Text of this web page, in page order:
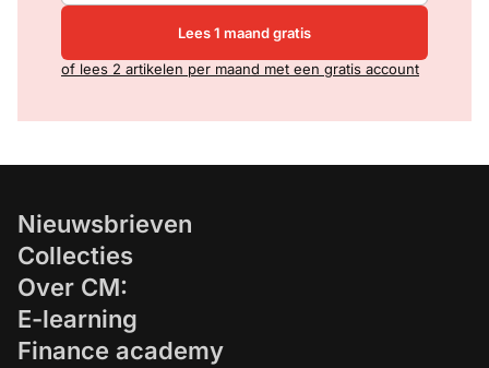
Lees 1 maand gratis
of lees 2 artikelen per maand met een gratis account
Nieuwsbrieven
Collecties
Over CM:
E-learning
Finance academy